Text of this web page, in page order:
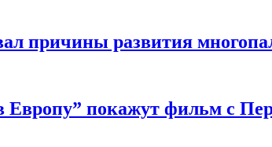
причины развития
покажут фильм с